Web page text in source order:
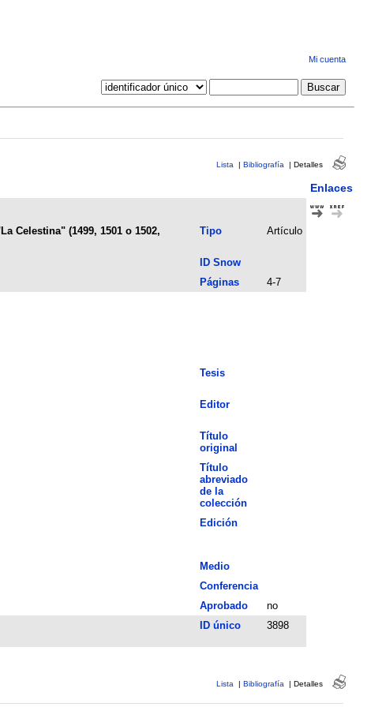
Mi cuenta
Lista | Bibliografía | Detalles
Enlaces
Celestina" (1499, 1501 o 1502,
Tipo Artículo
ID Snow
Páginas
4-7
Tesis
Editor
Título
original
Título
abreviado
de la
colección
Edición
Medio
Conferencia
Aprobado
no
ID único 3898
Lista | Bibliografía | Detalles